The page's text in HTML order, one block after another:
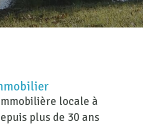
locale à
plus de 30 ans